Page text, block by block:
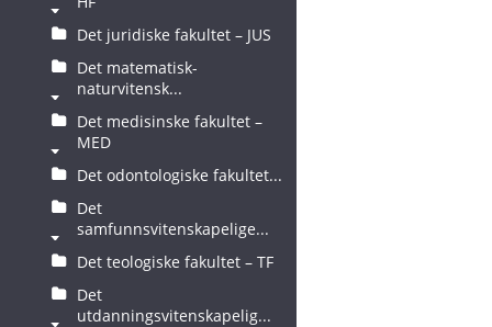
Det juridiske fakultet – JUS
Det matematisk-
naturvitensk...
Det medisinske fakultet –
MED
Det odontologiske fakultet...
Det
samfunnsvitenskapelige...
Det teologiske fakultet – TF
Det
utdanningsvitenskapelig...